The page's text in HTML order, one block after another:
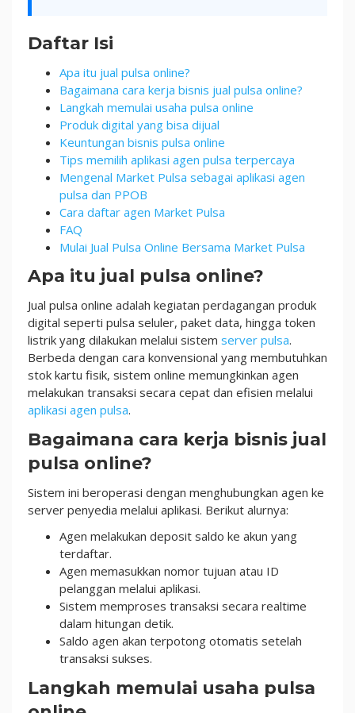
Daftar Isi
Apa itu jual pulsa online?
Bagaimana cara kerja bisnis jual pulsa online?
Langkah memulai usaha pulsa online
Produk digital yang bisa dijual
Keuntungan bisnis pulsa online
Tips memilih aplikasi agen pulsa terpercaya
Mengenal Market Pulsa sebagai aplikasi agen
pulsa dan PPOB
Cara daftar agen Market Pulsa
FAQ
Mulai Jual Pulsa Online Bersama Market Pulsa
Apa itu jual pulsa online?
Jual pulsa online adalah kegiatan perdagangan produk
digital seperti pulsa seluler, paket data, hingga token
listrik yang dilakukan melalui sistem server pulsa.
Berbeda dengan cara konvensional yang membutuhkan
stok kartu fisik, sistem online memungkinkan agen
melakukan transaksi secara cepat dan efisien melalui
aplikasi agen pulsa.
Bagaimana cara kerja bisnis jual
pulsa online?
Sistem ini beroperasi dengan menghubungkan agen ke
server penyedia melalui aplikasi. Berikut alurnya:
Agen melakukan deposit saldo ke akun yang
terdaftar.
Agen memasukkan nomor tujuan atau ID
pelanggan melalui aplikasi.
Sistem memproses transaksi secara realtime
dalam hitungan detik.
Saldo agen akan terpotong otomatis setelah
transaksi sukses.
Langkah memulai usaha pulsa